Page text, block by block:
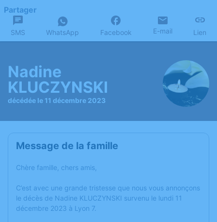
Partager
SMS WhatsApp Facebook E-mail Lien
Nadine
KLUCZYNSKI
décédée le 11 décembre 2023
Message de la famille
Chère famille, chers amis,
C’est avec une grande tristesse que nous vous annonçons
le décès de Nadine KLUCZYNSKI survenu le lundi 11
décembre 2023 à Lyon 7.